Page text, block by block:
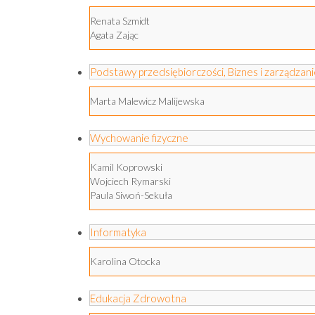
Renata Szmidt
Agata Zając
Podstawy przedsiębiorczości, Biznes i
Marta Malewicz Malijewska
Wychowanie fizyczne
Kamil Koprowski
Wojciech Rymarski
Paula Siwoń-Sekuła
Informatyka
Karolina Otocka
Edukacja Zdrowotna